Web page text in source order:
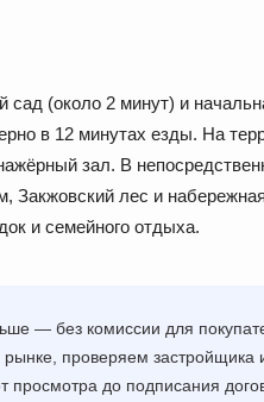
сад (около 2 минут) и
в 12 минутах езды. На
зал. В
Закжовский лес и
и семейного отдыха.
— без комиссии для
проверяем застройщика
просмотра до подписания